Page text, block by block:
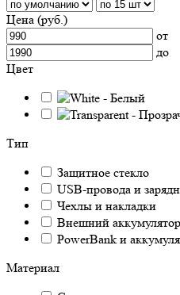
Цена (руб.)
от
до
Цвет
Тип
Защитное стекло
USB-провода и
Чехлы и накладки
Внешний аккумулятор
PowerBank и
Материал